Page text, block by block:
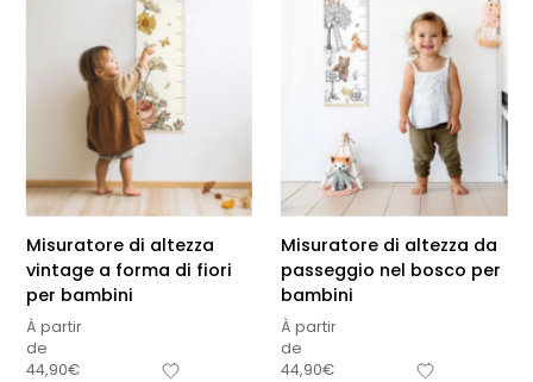
Misuratore di altezza
vintage a forma di fiori
per bambini
À partir
de
44,90€
Misuratore di altezza da
passeggio nel bosco per
bambini
À partir
de
44,90€